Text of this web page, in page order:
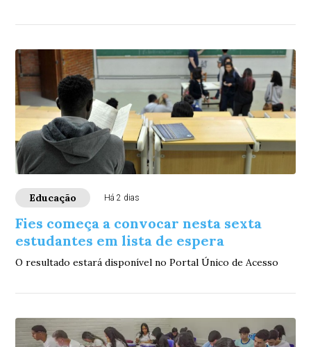
Educação Há 2 dias
Fies começa a convocar nesta sexta
estudantes em lista de espera
O resultado estará disponível no Portal Único de Acesso